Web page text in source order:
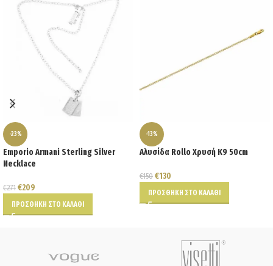
-23%
Emporio Armani Sterling Silver
Necklace
€271 €209
ΠΡΟΣΘΉΚΗ ΣΤΟ ΚΑΛΆΘΙ
-13%
Αλυσίδα Rollo Χρυσή K9 50cm
€150 €130
ΠΡΟΣΘΉΚΗ ΣΤΟ ΚΑΛΆΘΙ